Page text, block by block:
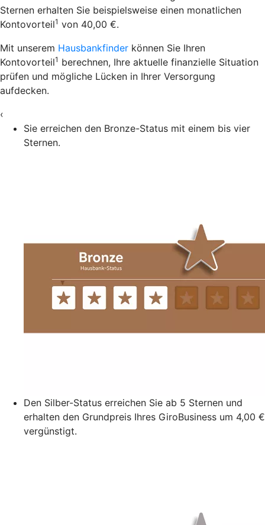
Sternen erhalten Sie beispielsweise einen monatlichen
Kontovorteil1 von 40,00 €.
Mit unserem Hausbankfinder können Sie Ihren
Kontovorteil1 berechnen, Ihre aktuelle finanzielle Situation
prüfen und mögliche Lücken in Ihrer Versorgung
aufdecken.
‹
Sie erreichen den Bronze-Status mit einem bis vier
Sternen.
Den Silber-Status erreichen Sie ab 5 Sternen und
erhalten den Grundpreis Ihres GiroBusiness um 4,00 €
vergünstigt.